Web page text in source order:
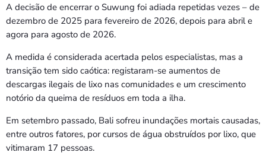
A decisão de encerrar o Suwung foi adiada repetidas vezes – de
dezembro de 2025 para fevereiro de 2026, depois para abril e
agora para agosto de 2026.
A medida é considerada acertada pelos especialistas, mas a
transição tem sido caótica: registaram-se aumentos de
descargas ilegais de lixo nas comunidades e um crescimento
notório da queima de resíduos em toda a ilha.
Em setembro passado, Bali sofreu inundações mortais causadas,
entre outros fatores, por cursos de água obstruídos por lixo, que
vitimaram 17 pessoas.